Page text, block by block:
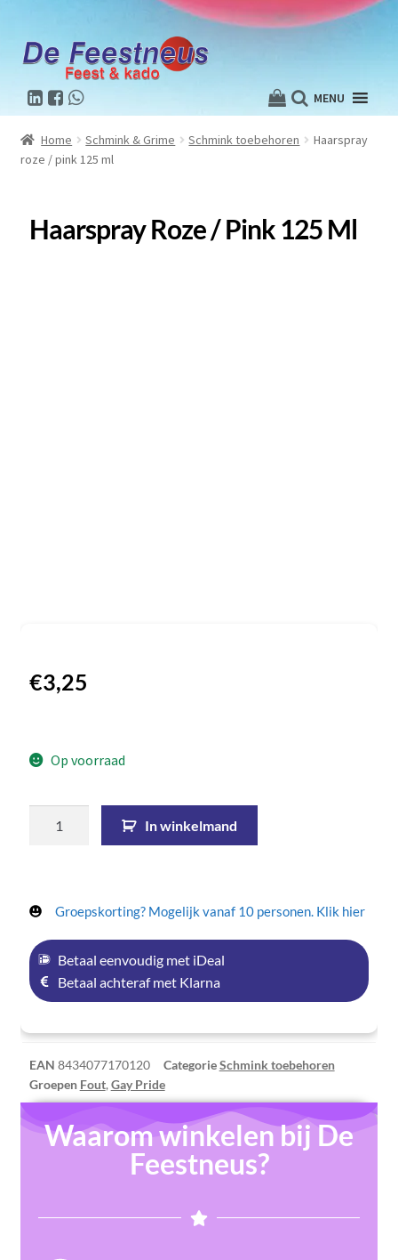
MENU
Home Schmink & Grime Schmink toebehoren
Haarspray
roze / pink 125 ml
Haarspray Roze / Pink 125 Ml
€3,25
Op voorraad
In winkelmand
Groepskorting? Mogelijk vanaf 10 personen. Klik hier
Betaal eenvoudig met iDeal
Betaal achteraf met Klarna
EAN 8434077170120 CategorieSchmink toebehoren
Groepen Fout, Gay Pride
Waarom winkelen bij De
Feestneus?